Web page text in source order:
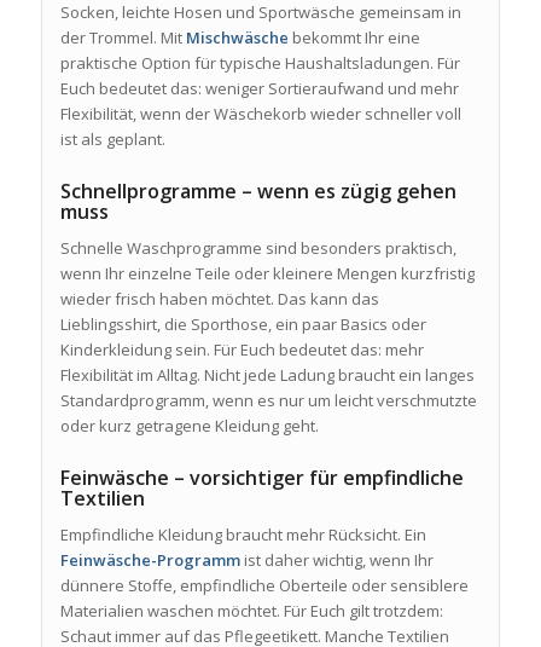
Socken, leichte Hosen und Sportwäsche gemeinsam in
der Trommel. Mit Mischwäsche bekommt Ihr eine
praktische Option für typische Haushaltsladungen. Für
Euch bedeutet das: weniger Sortieraufwand und mehr
Flexibilität, wenn der Wäschekorb wieder schneller voll
ist als geplant.
Schnellprogramme – wenn es zügig gehen
muss
Schnelle Waschprogramme sind besonders praktisch,
wenn Ihr einzelne Teile oder kleinere Mengen kurzfristig
wieder frisch haben möchtet. Das kann das
Lieblingsshirt, die Sporthose, ein paar Basics oder
Kinderkleidung sein. Für Euch bedeutet das: mehr
Flexibilität im Alltag. Nicht jede Ladung braucht ein langes
Standardprogramm, wenn es nur um leicht verschmutzte
oder kurz getragene Kleidung geht.
Feinwäsche – vorsichtiger für empfindliche
Textilien
Empfindliche Kleidung braucht mehr Rücksicht. Ein
Feinwäsche-Programmist daher wichtig, wenn Ihr
dünnere Stoffe, empfindliche Oberteile oder sensiblere
Materialien waschen möchtet. Für Euch gilt trotzdem:
Schaut immer auf das Pflegeetikett. Manche Textilien